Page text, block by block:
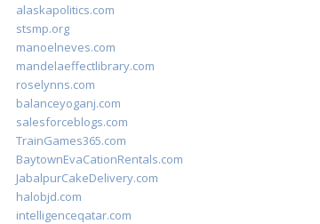
alaskapolitics.com
stsmp.org
manoelneves.com
mandelaeffectlibrary.com
roselynns.com
balanceyoganj.com
salesforceblogs.com
TrainGames365.com
BaytownEvaCationRentals.com
JabalpurCakeDelivery.com
halobjd.com
intelligenceqatar.com